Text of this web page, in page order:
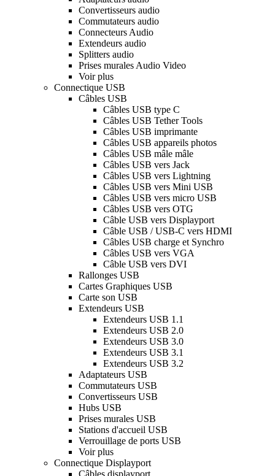
Convertisseurs audio
Commutateurs audio
Connecteurs Audio
Extendeurs audio
Splitters audio
Prises murales Audio Video
Voir plus
Connectique USB
Câbles USB
Câbles USB type C
Câbles USB Tether Tools
Câbles USB imprimante
Câbles USB appareils photos
Câbles USB mâle mâle
Câbles USB vers Jack
Câbles USB vers Lightning
Câbles USB vers Mini USB
Câbles USB vers micro USB
Câbles USB vers OTG
Câble USB vers Displayport
Câble USB / USB-C vers HDMI
Câbles USB charge et Synchro
Câbles USB vers VGA
Câble USB vers DVI
Rallonges USB
Cartes Graphiques USB
Carte son USB
Extendeurs USB
Extendeurs USB 1.1
Extendeurs USB 2.0
Extendeurs USB 3.0
Extendeurs USB 3.1
Extendeurs USB 3.2
Adaptateurs USB
Commutateurs USB
Convertisseurs USB
Hubs USB
Prises murales USB
Stations d'accueil USB
Verrouillage de ports USB
Voir plus
Connectique Displayport
Câbles displayport